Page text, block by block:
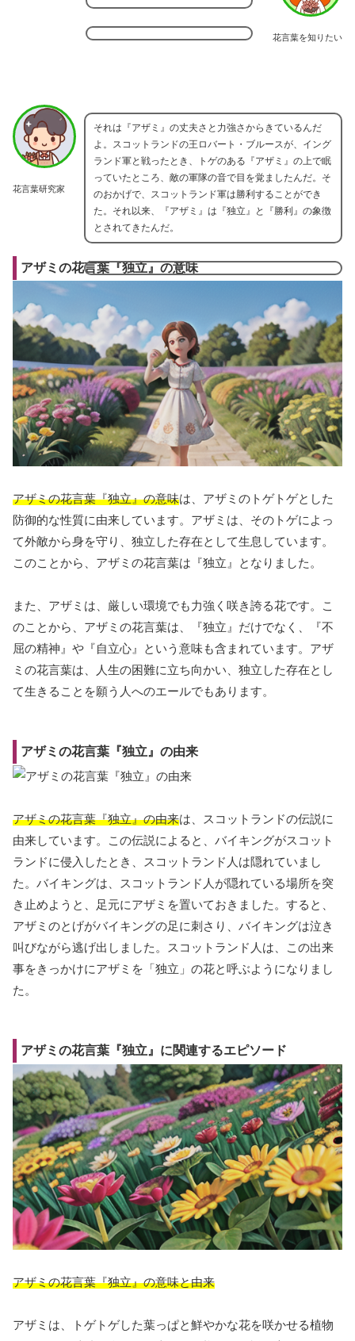
花言葉を知りたい
花言葉研究家
それは『アザミ』の丈夫さと力強さからきているんだ
よ。スコットランドの王ロバート・ブルースが、イング
ランド軍と戦ったとき、トゲのある『アザミ』の上で眠
っていたところ、敵の軍隊の音で目を覚ましたんだ。そ
のおかげで、スコットランド軍は勝利することができ
た。それ以来、『アザミ』は『独立』と『勝利』の象徴
とされてきたんだ。
アザミの花言葉『独立』の意味
アザミの花言葉『独立』の意味は、アザミのトゲトゲとした
防御的な性質に由来しています。アザミは、そのトゲによっ
て外敵から身を守り、独立した存在として生息しています。
このことから、アザミの花言葉は『独立』となりました。
また、アザミは、厳しい環境でも力強く咲き誇る花です。こ
のことから、アザミの花言葉は、『独立』だけでなく、『不
屈の精神』や『自立心』という意味も含まれています。アザ
ミの花言葉は、人生の困難に立ち向かい、独立した存在とし
て生きることを願う人へのエールでもあります。
アザミの花言葉『独立』の由来
アザミの花言葉『独立』の由来は、スコットランドの伝説に
由来しています。この伝説によると、バイキングがスコット
ランドに侵入したとき、スコットランド人は隠れていまし
た。バイキングは、スコットランド人が隠れている場所を突
き止めようと、足元にアザミを置いておきました。すると、
アザミのとげがバイキングの足に刺さり、バイキングは泣き
叫びながら逃げ出しました。スコットランド人は、この出来
事をきっかけにアザミを「独立」の花と呼ぶようになりまし
た。
アザミの花言葉『独立』に関連するエピソード
アザミの花言葉『独立』の意味と由来
アザミは、トゲトゲした葉っぱと鮮やかな花を咲かせる植物